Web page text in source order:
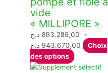
sur
page
du
produit
vide
« MILLIPORE »
893.286,00 د.ج
–
943.670,00 د.ج
Plage
prix :
Choix
des options Ce
produit